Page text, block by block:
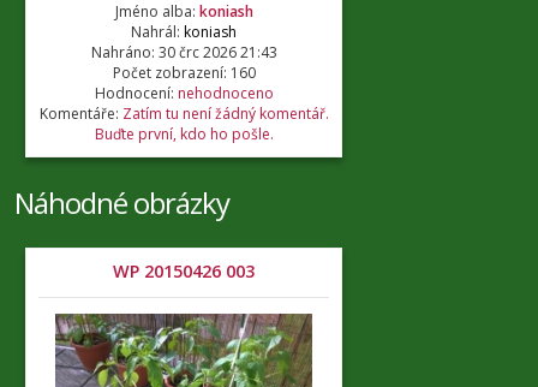
Jméno alba: koniash
Nahrál: koniash
Nahráno: 30 črc 2026 21:43
Počet zobrazení: 160
Hodnocení: nehodnoceno
Komentáře: Zatím tu není žádný komentář.
Buďte první, kdo ho pošle.
Náhodné obrázky
WP 20150426 003